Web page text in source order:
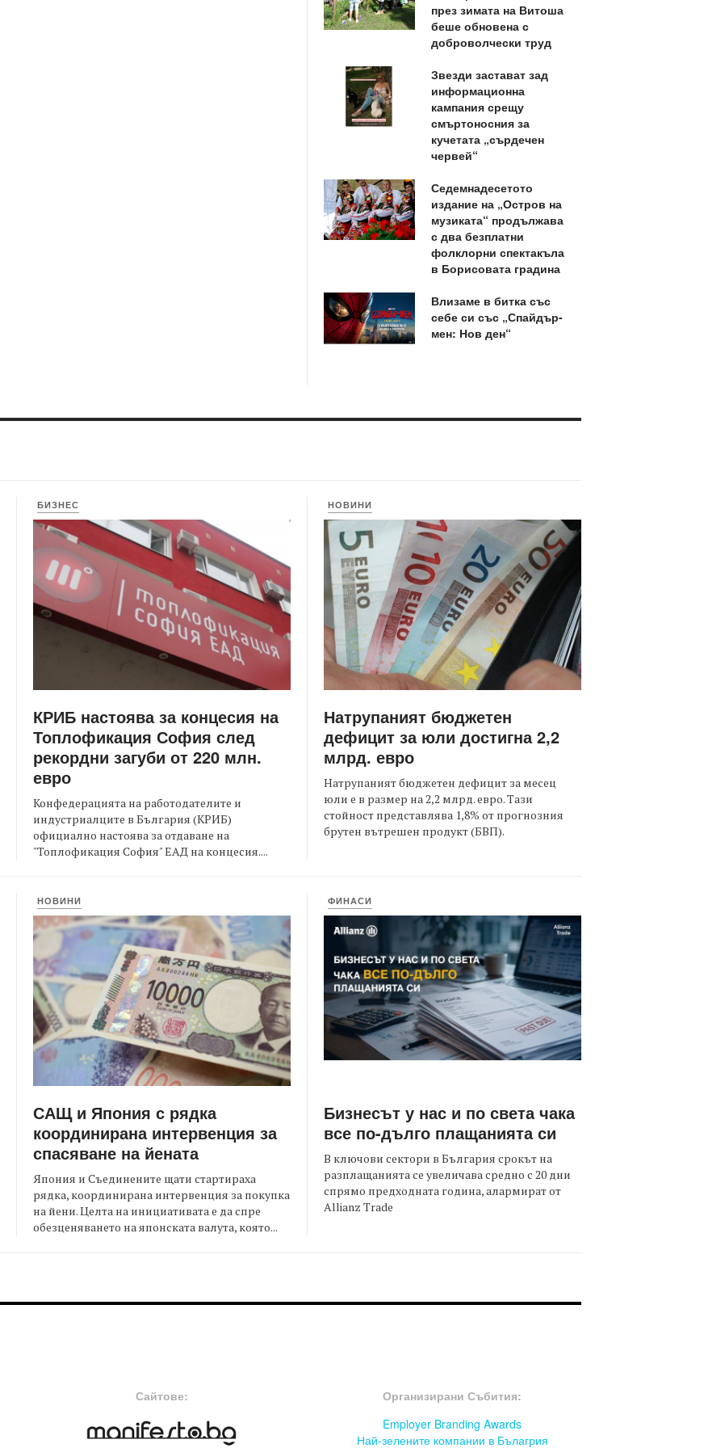
през зимата на Витоша
беше обновена с
доброволчески труд
Звезди застават зад
информационна
кампания срещу
смъртоносния за
кучетата „сърдечен
червей“
Седемнадесетото
издание на „Остров на
музиката“ продължава
с два безплатни
фолклорни спектакъла
в Борисовата градина
Влизаме в битка със
себе си със „Спайдър-
мен: Нов ден“
БИЗНЕС
КРИБ настоява за концесия на
Топлофикация София след
рекордни загуби от 220 млн.
евро
Конфедерацията на работодателите и
индустриалците в България (КРИБ)
официално настоява за отдаване на
"Топлофикация София" ЕАД на концесия....
НОВИНИ
Натрупаният бюджетен
дефицит за юли достигна 2,2
млрд. евро
Натрупаният бюджетен дефицит за месец
юли е в размер на 2,2 млрд. евро. Тази
стойност представлява 1,8% от прогнозния
брутен вътрешен продукт (БВП).
НОВИНИ
САЩ и Япония с рядка
координирана интервенция за
спасяване на йената
Япония и Съединените щати стартираха
рядка, координирана интервенция за покупка
на йени. Целта на инициативата е да спре
обезценяването на японската валута, която...
ФИНАСИ
Бизнесът у нас и по света чака
все по-дълго плащанията си
В ключови сектори в България срокът на
разплащанията се увеличава средно с 20 дни
спрямо предходната година, алармират от
Allianz Trade
Сайтове:
Организирани Събития:
Employer Branding Awards
Най-зелените компании в Бълагрия